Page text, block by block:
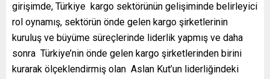
girişimde, Türkiye kargo sektörünün gelişiminde belirleyici
rol oynamış, sektörün önde gelen kargo şirketlerinin
kuruluş ve büyüme süreçlerinde liderlik yapmış ve daha
sonra Türkiye’nin önde gelen kargo şirketlerinden birini
kurarak ölçeklendirmiş olan Aslan Kut’un liderliğindeki